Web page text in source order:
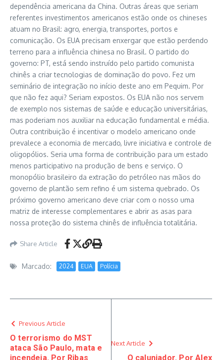
dependência americana da China. Outras áreas que seriam
referentes investimentos americanos estão onde os chineses
atuam no Brasil: agro, energia, transportes, portos e
comunicação. Os EUA precisam enxergar que estão perdendo
terreno para a influência chinesa no Brasil. O partido do
governo: PT, está sendo instruído pelo partido comunista
chinês a criar tecnologias de dominação do povo. Fez um
seminário de integração no início deste ano em Pequim. Por
que não fez aqui? Seriam expostos. Os EUA não nos servem
de exemplo nos sistemas de saúde e educação universitárias,
mas poderiam nos auxiliar na educação fundamental e média.
Outra contribuição é incentivar o modelo americano onde
prevalece a economia de mercado, livre iniciativa e controle de
oligopólios. Seria uma forma de contribuição para um estado
menos participativo na produção de bens e serviço. O
monopólio brasileiro da extração do petróleo nas mãos do
governo de plantão sem refino é um sistema quebrado. Os
próximo governo americano deve criar com o nosso uma
matriz de interesse complementares e abrir as asas para
nossa proteção do sistema chinês de influência totalitária.
Share Article
Marcado: 2024 EUA Polícia
Previous Article
O terrorismo do MST
ataca São Paulo, mata e
incendeia. Por Ribas
Next Article
O caluniador. Por Alex